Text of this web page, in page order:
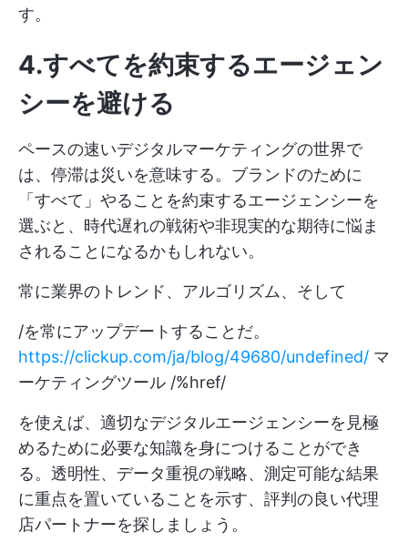
す。
4.すべてを約束するエージェン
シーを避ける
ペースの速いデジタルマーケティングの世界で
は、停滞は災いを意味する。ブランドのために
「すべて」やることを約束するエージェンシーを
選ぶと、時代遅れの戦術や非現実的な期待に悩ま
されることになるかもしれない。
常に業界のトレンド、アルゴリズム、そして
/を常にアップデートすることだ。
https://clickup.com/ja/blog/49680/undefined/ マ
ーケティングツール /%href/
を使えば、適切なデジタルエージェンシーを見極
めるために必要な知識を身につけることができ
る。透明性、データ重視の戦略、測定可能な結果
に重点を置いていることを示す、評判の良い代理
店パートナーを探しましょう。